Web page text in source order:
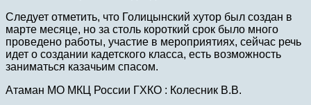
Следует отметить, что Голицынский хутор был создан в
марте месяце, но за столь короткий срок было много
проведено работы, участие в мероприятиях, сейчас речь
идет о создании кадетского класса, есть возможность
заниматься казачьим спасом.
Атаман МО МКЦ России ГХКО : Колесник В.В.